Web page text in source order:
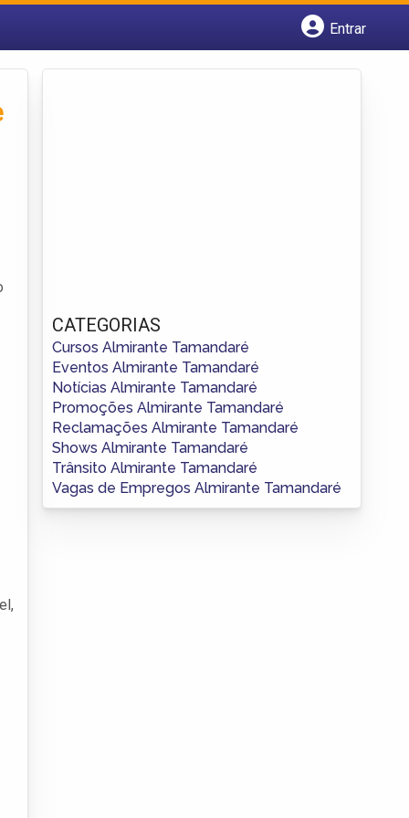
Entrar
CATEGORIAS
Cursos Almirante Tamandaré
Eventos Almirante Tamandaré
Notícias Almirante Tamandaré
Promoções Almirante Tamandaré
Reclamações Almirante Tamandaré
Shows Almirante Tamandaré
Trânsito Almirante Tamandaré
Vagas de Empregos Almirante Tamandaré